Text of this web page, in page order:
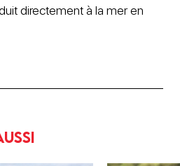
directement à la mer en